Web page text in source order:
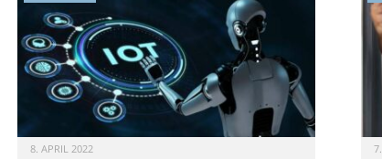
8. APRIL 2022